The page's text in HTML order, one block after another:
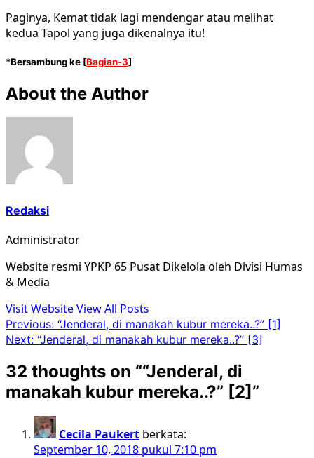
Paginya, Kemat tidak lagi mendengar atau melihat
kedua Tapol yang juga dikenalnya itu!
*Bersambung ke [Bagian-3]
About the Author
Redaksi
Administrator
Website resmi YPKP 65 Pusat Dikelola oleh Divisi Humas
& Media
Visit WebsiteView All Posts
Post
navigation
Previous: “Jenderal, di manakah kubur mereka..?” [1]
Next: “Jenderal, di manakah kubur mereka..?” [3]
32 thoughts on ““Jenderal, di
manakah kubur mereka..?” [2] ”
Cecila Paukert berkata:
September 10, 2018 pukul 7:10 pm